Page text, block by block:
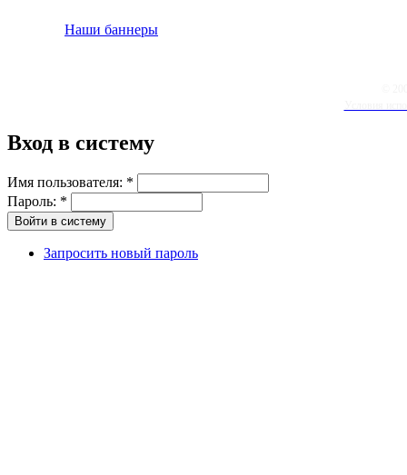
Наши баннеры
Вход в систему
Имя пользователя: *
Пароль: *
Запросить новый пароль